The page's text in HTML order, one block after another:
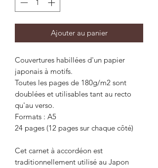
Ajouter au panier
Couvertures habillées d'un papier
japonais à motifs.
Toutes les pages de 180g/m2 sont
doublées et utilisables tant au recto
qu'au verso.⁠
Formats : A5
24 pages (12 pages sur chaque côté)⁠
Cet carnet à accordéon est
traditionnellement utilisé au Japon